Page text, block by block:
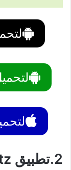
2.تطبيق Wattz